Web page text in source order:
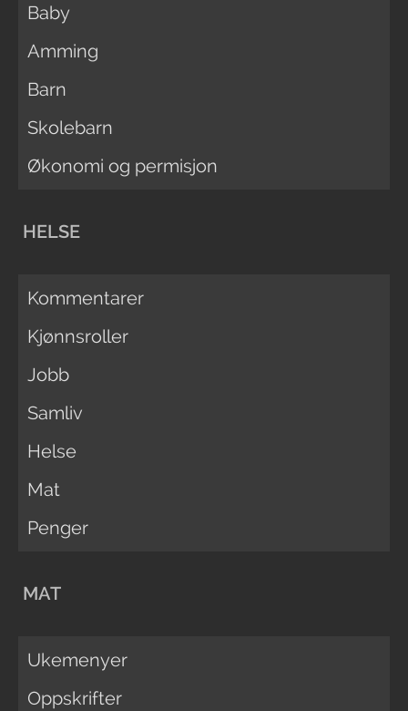
Baby
Amming
Barn
Skolebarn
Økonomi og permisjon
HELSE
Kommentarer
Kjønnsroller
Jobb
Samliv
Helse
Mat
Penger
MAT
Ukemenyer
Oppskrifter